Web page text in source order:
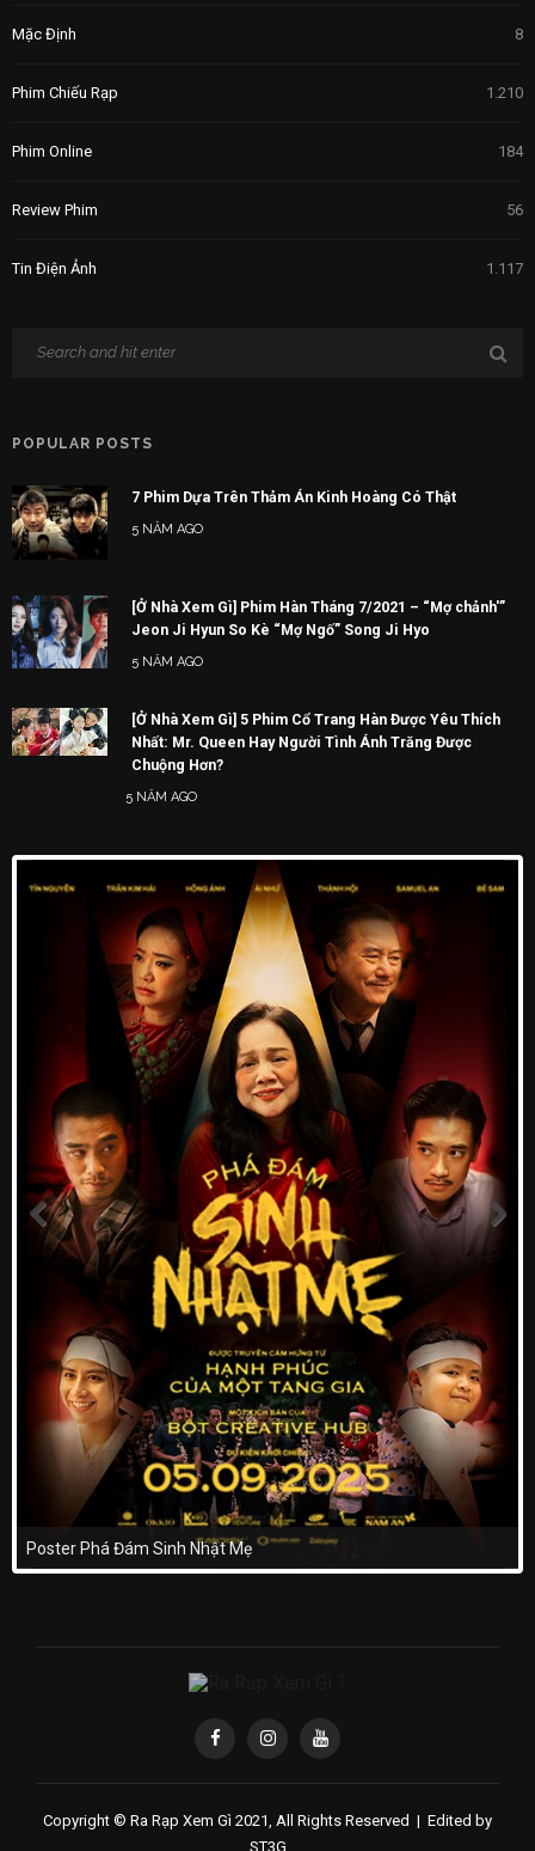
Mặc Định 8
Phim Chiếu Rạp 1.210
Phim Online 184
Review Phim 56
Tin Điện Ảnh 1.117
POPULAR POSTS
7 Phim Dựa Trên Thảm Án Kinh Hoàng Có Thật
5 NĂM AGO
[Ở Nhà Xem Gì] Phim Hàn Tháng 7/2021 – “Mợ chảnh'”
Jeon Ji Hyun So Kè “Mợ Ngố” Song Ji Hyo
5 NĂM AGO
[Ở Nhà Xem Gì] 5 Phim Cổ Trang Hàn Được Yêu Thích
Nhất: Mr. Queen Hay Người Tình Ánh Trăng Được
Chuộng Hơn?
5 NĂM AGO
Poster Phá Đám Sinh Nhật Mẹ
Copyright © Ra Rạp Xem Gì 2021, All Rights Reserved | Edited by
ST3G